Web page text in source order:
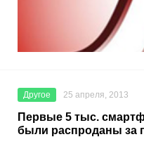
Другое 25 апреля, 2013
Первые 5 тыс.
были распроданы за